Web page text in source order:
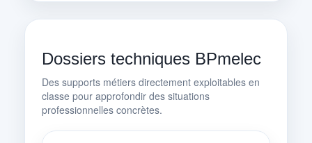
Dossiers techniques BPmelec
Des supports métiers directement exploitables en
classe pour approfondir des situations
professionnelles concrètes.